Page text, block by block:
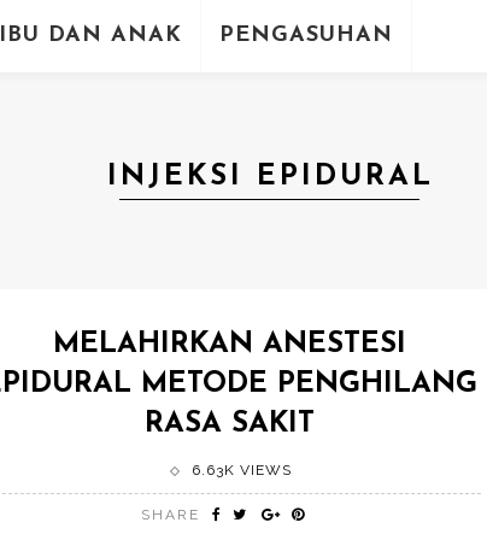
IBU DAN ANAK PENGASUHAN
INJEKSI EPIDURAL
MELAHIRKAN ANESTESI
METODE PENGHILANG
RASA SAKIT
6.63K VIEWS
SHARE